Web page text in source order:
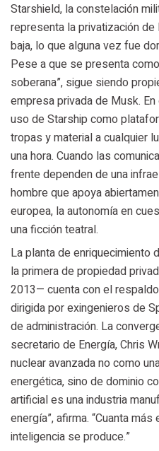
Starshield, la constelación
representa la privatización
baja, lo que alguna vez fue
Pese a que se presenta
soberana”, sigue siendo
empresa privada de Musk.
uso de Starship como
tropas y material a cualquier
una hora. Cuando las
frente dependen de una
hombre que apoya
europea, la autonomía en
una ficción teatral.
La planta de enriquecimiento
la primera de propiedad
2013— cuenta con el
dirigida por exingenieros de
de administración. La
secretario de Energía, Chris
nuclear avanzada no como
energética, sino de dominio
artificial es una industria
energía”, afirma. “Cuanta
inteligencia se produce.”